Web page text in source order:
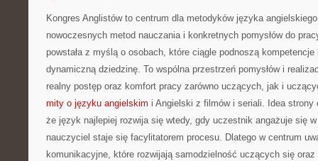
Kongres Anglistów to centrum dla metodyków języka
nowoczesnych metod nauczania i konkretnych pomysłów do
powstała z myślą o osobach, które ciągle podnoszą
dynamiczną dziedzinę. To wspólna przestrzeń pomysłów i
realny postęp oraz komfort pracy zarówno uczących, jak i
mity o języku angielskim i Angielski z filmów i seriali. Idea strony
że język najlepiej rozwija się wtedy, gdy uczestnik angażuje się
nauczyciel staje się facylitatorem procesu. Dlatego w centrum
komunikacyjne, które rozwijają samodzielność uczących się